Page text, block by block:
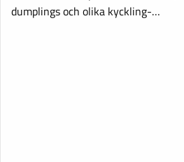
dumplings och olika kyckling-…